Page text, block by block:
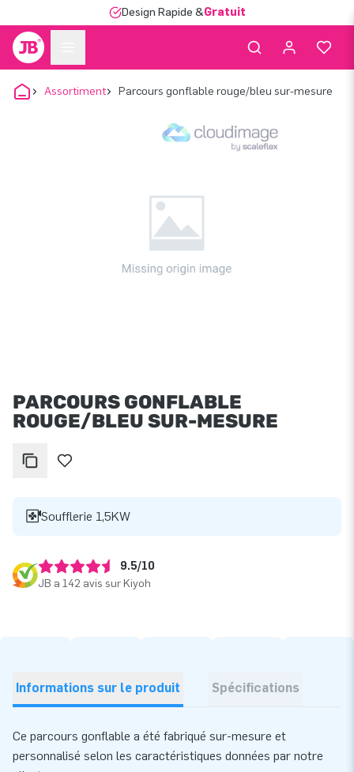
Design Rapide &Gratuit
Assortiment Parcours gonflable rouge/bleu sur-mesure
PARCOURS GONFLABLE
ROUGE/BLEU SUR-MESURE
Soufflerie 1,5KW
9.5/10
JB a 142 avis sur Kiyoh
Informations sur le produit Spécifications
Ce parcours gonflable a été fabriqué sur-mesure et
personnalisé selon les caractéristiques données par notre